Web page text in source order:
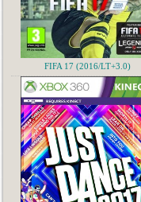
FIFA 17 (2016/LT+3.0)